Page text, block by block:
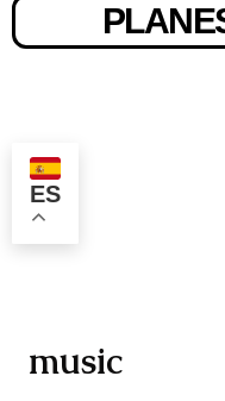
ES
music